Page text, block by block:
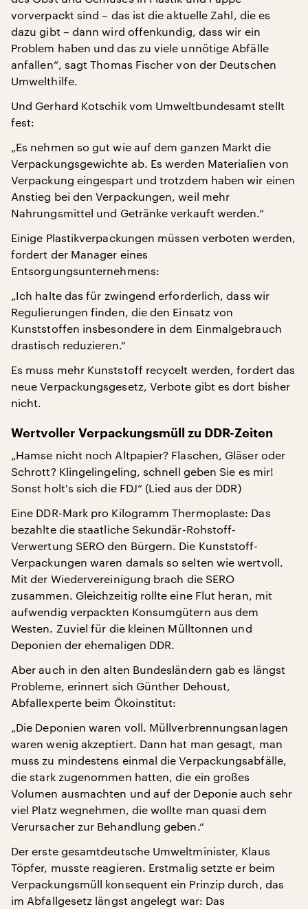
vorverpackt sind – das ist die aktuelle Zahl, die es
dazu gibt – dann wird offenkundig, dass wir ein
Problem haben und das zu viele unnötige Abfälle
anfallen“, sagt Thomas Fischer von der Deutschen
Umwelthilfe.
Und Gerhard Kotschik vom Umweltbundesamt stellt
fest:
„Es nehmen so gut wie auf dem ganzen Markt die
Verpackungsgewichte ab. Es werden Materialien von
Verpackung eingespart und trotzdem haben wir einen
Anstieg bei den Verpackungen, weil mehr
Nahrungsmittel und Getränke verkauft werden.“
Einige Plastikverpackungen müssen verboten werden,
fordert der Manager eines
Entsorgungsunternehmens:
„Ich halte das für zwingend erforderlich, dass wir
Regulierungen finden, die den Einsatz von
Kunststoffen insbesondere in dem Einmalgebrauch
drastisch reduzieren.“
Es muss mehr Kunststoff recycelt werden, fordert das
neue Verpackungsgesetz, Verbote gibt es dort bisher
nicht.
Wertvoller Verpackungsmüll zu DDR-Zeiten
„Hamse nicht noch Altpapier? Flaschen, Gläser oder
Schrott? Klingelingeling, schnell geben Sie es mir!
Sonst holt's sich die FDJ“ (Lied aus der DDR)
Eine DDR-Mark pro Kilogramm Thermoplaste: Das
bezahlte die staatliche Sekundär-Rohstoff-
Verwertung SERO den Bürgern. Die Kunststoff-
Verpackungen waren damals so selten wie wertvoll.
Mit der Wiedervereinigung brach die SERO
zusammen. Gleichzeitig rollte eine Flut heran, mit
aufwendig verpackten Konsumgütern aus dem
Westen. Zuviel für die kleinen Mülltonnen und
Deponien der ehemaligen DDR.
Aber auch in den alten Bundesländern gab es längst
Probleme, erinnert sich Günther Dehoust,
Abfallexperte beim Ökoinstitut:
„Die Deponien waren voll. Müllverbrennungsanlagen
waren wenig akzeptiert. Dann hat man gesagt, man
muss zu mindestens einmal die Verpackungsabfälle,
die stark zugenommen hatten, die ein großes
Volumen ausmachten und auf der Deponie auch sehr
viel Platz wegnehmen, die wollte man quasi dem
Verursacher zur Behandlung geben.“
Der erste gesamtdeutsche Umweltminister, Klaus
Töpfer, musste reagieren. Erstmalig setzte er beim
Verpackungsmüll konsequent ein Prinzip durch, das
im Abfallgesetz längst angelegt war: Das